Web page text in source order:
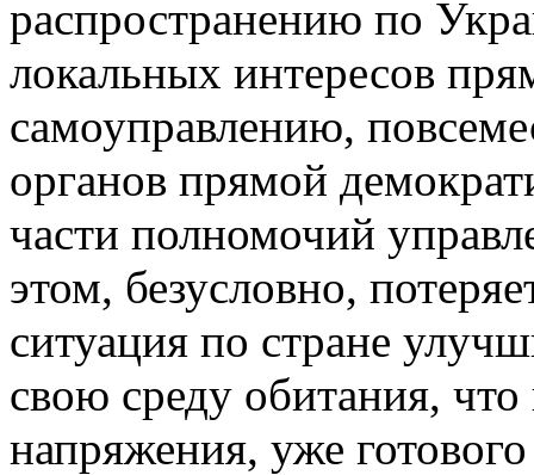
распространению по
локальных интересов
самоуправлению,
органов прямой
части полномочий
этом, безусловно,
ситуация по стране
свою среду обитания,
напряжения, уже